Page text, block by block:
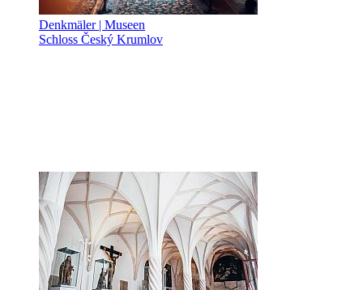
Denkmäler | Museen
Schloss Český Krumlov